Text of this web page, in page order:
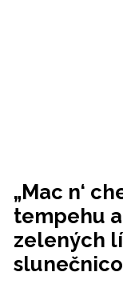
„Mac n‘
tempehu
zelených